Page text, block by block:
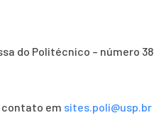
do Politécnico – número
contato em sites.poli@usp.br